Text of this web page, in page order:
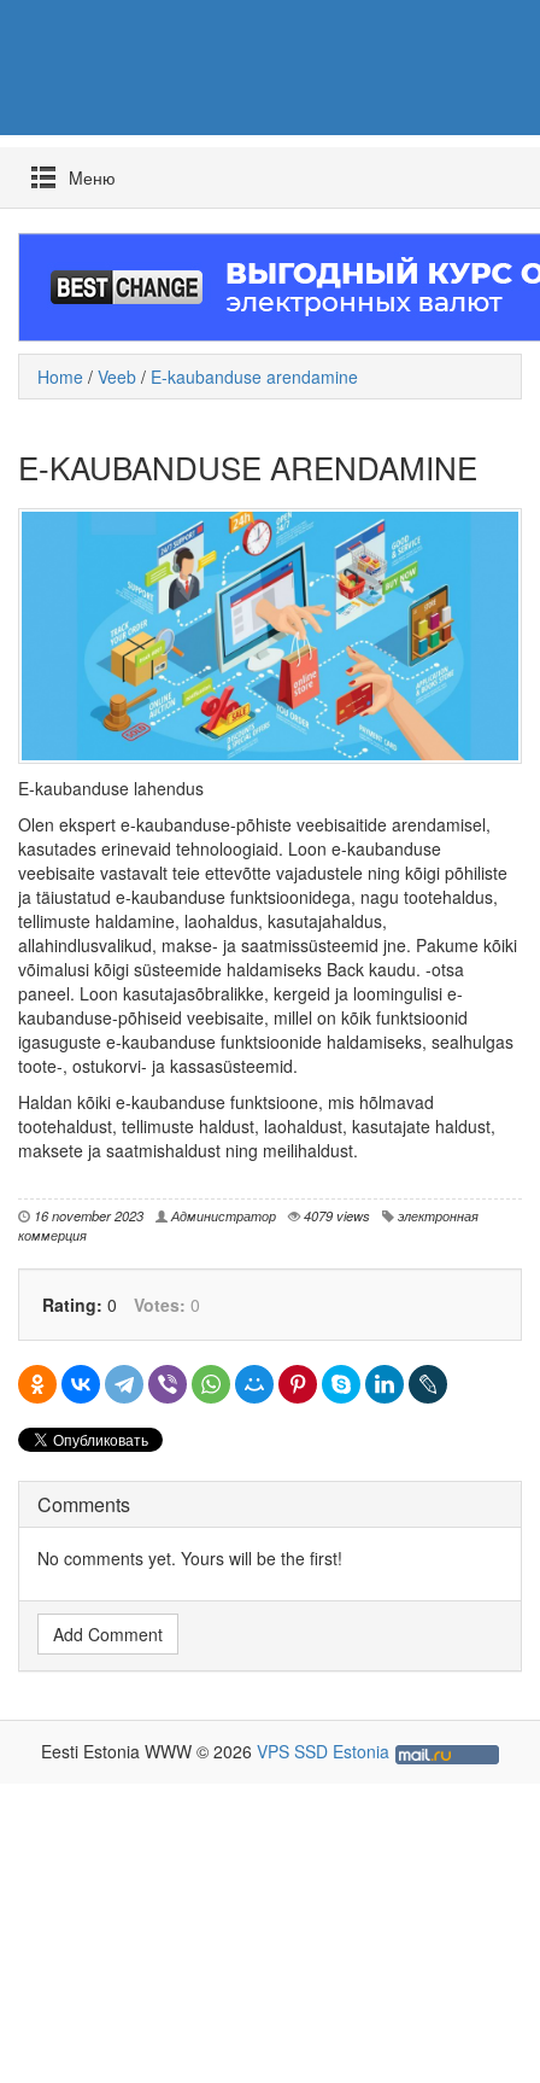
Mеню
Home / Veeb / E-kaubanduse arendamine
E-KAUBANDUSE ARENDAMINE
E-kaubanduse lahendus
Olen ekspert e-kaubanduse-põhiste veebisaitide arendamisel,
kasutades erinevaid tehnoloogiaid. Loon e-kaubanduse
veebisaite vastavalt teie ettevõtte vajadustele ning kõigi põhiliste
ja täiustatud e-kaubanduse funktsioonidega, nagu tootehaldus,
tellimuste haldamine, laohaldus, kasutajahaldus,
allahindlusvalikud, makse- ja saatmissüsteemid jne. Pakume kõiki
võimalusi kõigi süsteemide haldamiseks Back kaudu. -otsa
paneel. Loon kasutajasõbralikke, kergeid ja loomingulisi e-
kaubanduse-põhiseid veebisaite, millel on kõik funktsioonid
igasuguste e-kaubanduse funktsioonide haldamiseks, sealhulgas
toote-, ostukorvi- ja kassasüsteemid.
Haldan kõiki e-kaubanduse funktsioone, mis hõlmavad
tootehaldust, tellimuste haldust, laohaldust, kasutajate haldust,
maksete ja saatmishaldust ning meilihaldust.
16 november 2023 Администратор 4079 views
электронная
коммерция
Rating: 0 Votes: 0
Comments
No comments yet. Yours will be the first!
Add Comment
Eesti Estonia WWW © 2026 VPS SSD Estonia